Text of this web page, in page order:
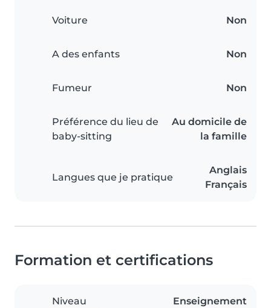
Voiture Non
A des enfants Non
Fumeur Non
Préférence du lieu de
baby-sitting
Au domicile de
la famille
Langues que je pratique
Anglais
Français
Formation et certifications
Niveau
Enseignement